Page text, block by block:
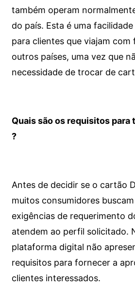
também operam
do país. Esta é uma
para clientes que viajam com
outros países, uma vez que
necessidade de trocar de
Quais são os requisitos para
?
Antes de decidir se o cartão
muitos consumidores
exigências de requerimento
atendem ao perfil solicitado.
plataforma digital não
requisitos para fornecer a
clientes interessados.